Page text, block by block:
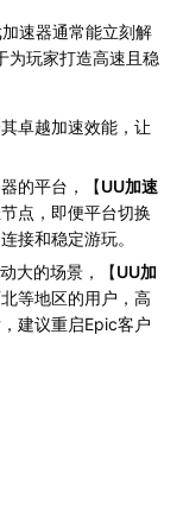
速器通常能立刻解
为玩家打造高速且稳
卓越加速效能，让
的平台，【UU加速
点，即便平台切换
接和稳定游玩。
大的场景，【UU加
等地区的用户，高
建议重启Epic客户